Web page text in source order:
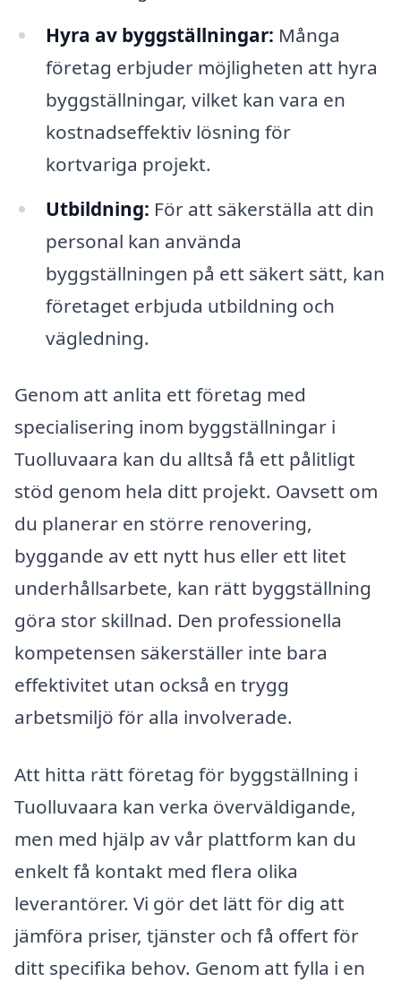
Hyra av byggställningar: Många
företag erbjuder möjligheten att hyra
byggställningar, vilket kan vara en
kostnadseffektiv lösning för
kortvariga projekt.
Utbildning: För att säkerställa att din
personal kan använda
byggställningen på ett säkert sätt, kan
företaget erbjuda utbildning och
vägledning.
Genom att anlita ett företag med
specialisering inom byggställningar i
Tuolluvaara kan du alltså få ett pålitligt
stöd genom hela ditt projekt. Oavsett om
du planerar en större renovering,
byggande av ett nytt hus eller ett litet
underhållsarbete, kan rätt byggställning
göra stor skillnad. Den professionella
kompetensen säkerställer inte bara
effektivitet utan också en trygg
arbetsmiljö för alla involverade.
Att hitta rätt företag för byggställning i
Tuolluvaara kan verka överväldigande,
men med hjälp av vår plattform kan du
enkelt få kontakt med flera olika
leverantörer. Vi gör det lätt för dig att
jämföra priser, tjänster och få offert för
ditt specifika behov. Genom att fylla i en